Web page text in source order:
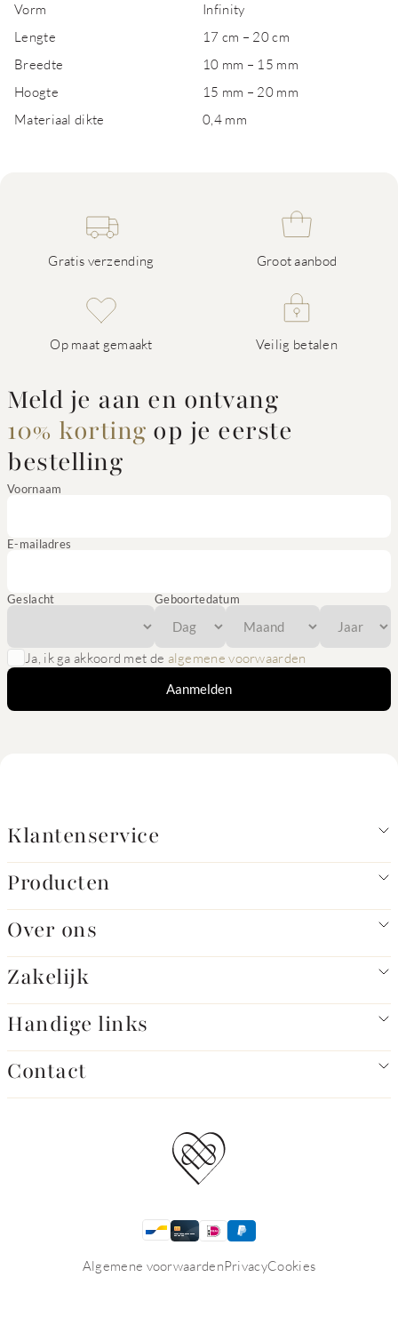
Vorm
Infinity
Lengte
17 cm – 20 cm
Breedte
10 mm – 15 mm
Hoogte
15 mm – 20 mm
Materiaal dikte
0,4 mm
Gratis verzending Groot aanbod
Op maat gemaakt Veilig betalen
Meld je aan en ontvang
10% korting op je eerste
bestelling
Voornaam
E-mailadres
Geslacht Geboortedatum
Ja, ik ga akkoord met de algemene voorwaarden
Aanmelden
Klantenservice
Producten
Over ons
Zakelijk
Handige links
Contact
Algemene voorwaardenPrivacyCookies